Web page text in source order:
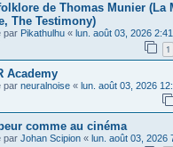
de Thomas Munier (La
The Testimony)
par Pikathulhu « lun. août 03, 2026
1
Academy
par neuralnoise « lun. août 03, 2026
comme au cinéma
par Johan Scipion « lun. août 03, 2026